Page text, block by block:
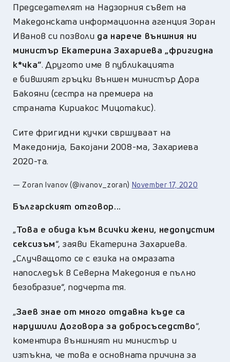
Председателят на Надзорния съвет на
Македонската информационна агенция Зоран
Иванов си позволи да нарече външния ни
министър Екатерина Захариева „фригидна
к*чка“. Другото име в публикацията
е бившият гръцки външен министър Дора
Бакояни (сестра на премиера на
страната Кириакос Мицотакис).
Сите фригидни кучки свршуваат на
Македонија, Бакојани 2008-ма, Захариева
2020-та.
— Zoran Ivanov (@ivanov_zoran) November 17, 2020
Българският отговор...
„Това е обида към всички жени, недопустим
сексизъм“, заяви Екатерина Захариева.
„Случващото се с езика на омразата
напоследък в Северна Македония е пълно
безобразие“, подчерта тя.
„Заев знае от много отдавна къде са
нарушили Договора за добросъседство“,
коментира външният ни министър и
изтъкна, че това е основната причина за